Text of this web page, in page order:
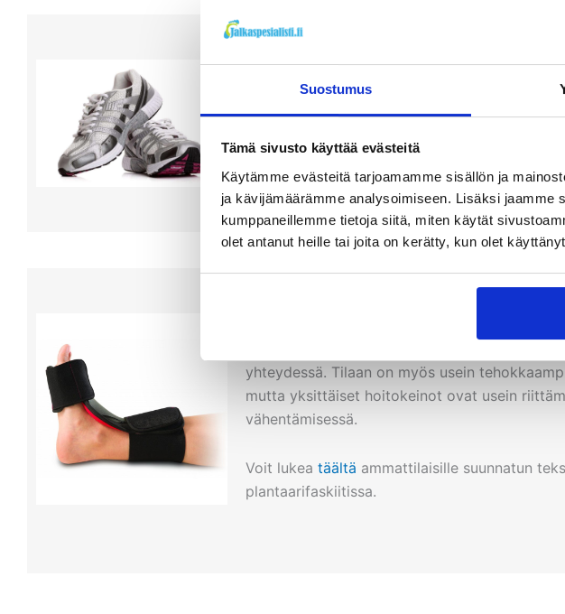
Suostumus
Tämä sivusto käyttää evästeitä
Käytämme evästeitä tarjoamamme sisällön ja
ja kävijämäärämme analysoimiseen. Lisäksi jaamme
kumppaneillemme tietoja siitä, miten käytät
olet antanut heille tai joita on kerätty, kun olet
sopivat erilaiset jalkineet. Voit lukea
ongelmissa. Konsultoithan pitkittyneissä tai
ammattilaista siitä, millaiset jalkineet juuri teille
Yölastoista saattaa olla hyötyä
yhteydessä. Tilaan on myös usein
mutta yksittäiset hoitokeinot ovat usein
vähentämisessä.
Voit lukea täältä ammattilaisille suunnatun
plantaarifaskiitissa.